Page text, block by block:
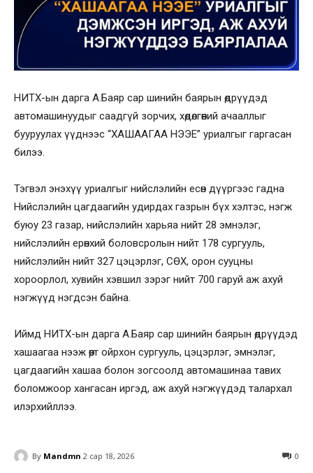
НИТХ-ын дарга А.Баяр сар шинийн баярын өдрүүдэд
автомашинуудыг саадгүй зорчих, хөдөлгөөний ачааллыг
бууруулах үүднээс “ХАШААГАА НЭЭЕ” уриалгыг гаргасан
билээ.
Тэгвэл энэхүү уриалгыг нийслэлийн есөн дүүргээс гадна
Нийслэлийн цагдаагийн удирдах газрын бүх хэлтэс, нэгж
буюу 23 газар, нийслэлийн харьяа нийт 28 эмнэлэг,
нийслэлийн ерөнхий боловсролын нийт 178 сургууль,
нийслэлийн нийт 327 цэцэрлэг, СӨХ, орон сууцны
хороорлол, хувийн хэвшил зэрэг нийт 700 гаруй аж ахуй
нэгжүүд нэгдсэн байна.
Иймд НИТХ-ын дарга А.Баяр сар шинийн баярын өдрүүдэд
хашаагаа нээж өөрт ойрхон сургууль, цэцэрлэг, эмнэлэг,
цагдаагийн хашаа болон зогсоолд автомашинаа тавих
боломжоор хангасан иргэд, аж ахуй нэгжүүдэд талархал
илэрхийллээ.
By Mandmn 2 сар 18, 2026 0